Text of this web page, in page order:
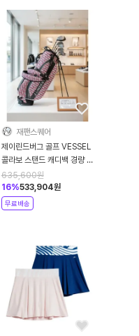
재팬스퀘어
제이린드버그 골프 VESSEL
콜라보 스탠드 캐디백 경량 골
프백 가방 J.LINDEBERG
635,600원
16%533,904원
무료배송